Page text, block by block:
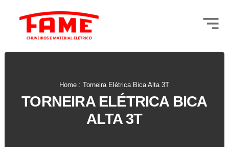
Home : Torneira Elétrica Bica Alta 3T
TORNEIRA ELÉTRICA BICA
ALTA 3T